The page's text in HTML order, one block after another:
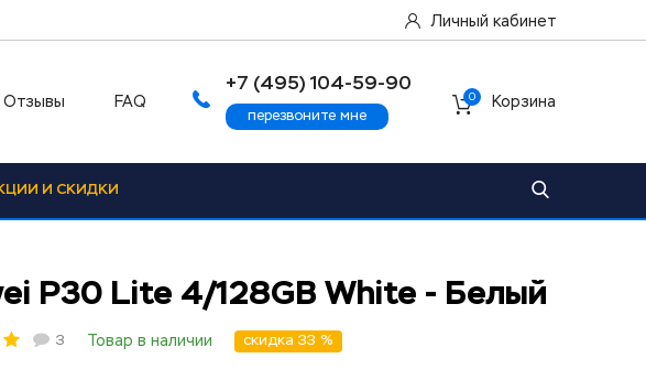
Личный кабинет
Отзывы FAQ
+7 (495) 104-59-90
перезвоните мне
0 Корзина
И СКИДКИ
P30 Lite 4/128GB White - Белый
3 Товар в наличии скидка 33 %